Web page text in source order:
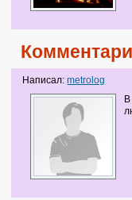
Написал:metrolog